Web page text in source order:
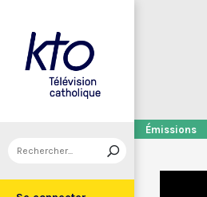
Émissions